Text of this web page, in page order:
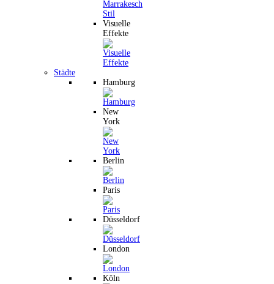
Visuelle
Effekte
Städte
Hamburg
New
York
Berlin
Paris
Düsseldorf
London
Köln